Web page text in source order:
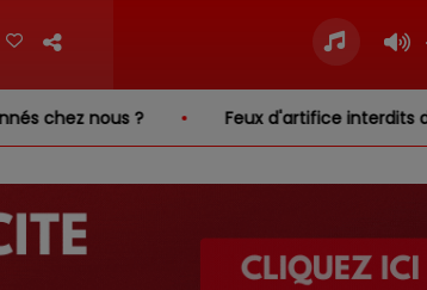
Feux d'artifice interdits dans le Cher…